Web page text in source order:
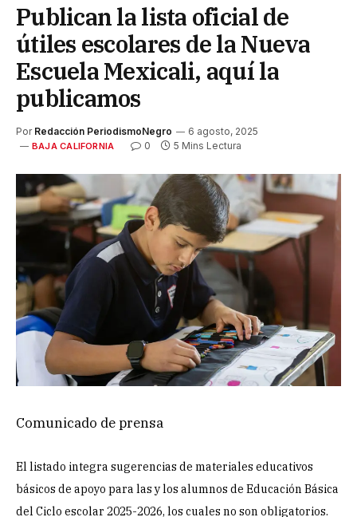
Publican la lista oficial de
útiles escolares de la Nueva
Escuela Mexicali, aquí la
publicamos
Por Redacción PeriodismoNegro 6 agosto, 2025
BAJA CALIFORNIA 0 5 Mins Lectura
Comunicado de prensa
El listado integra sugerencias de materiales educativos
básicos de apoyo para las y los alumnos de Educación Básica
del Ciclo escolar 2025-2026, los cuales no son obligatorios.